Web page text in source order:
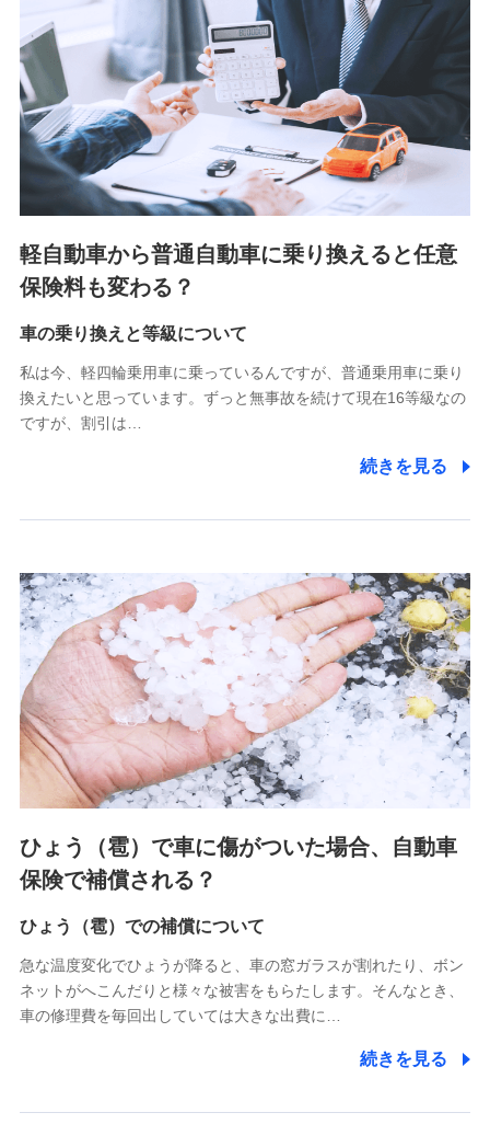
■少額短期保険
株式会社アシロ少額短期保険 (https://kailash.co.jp/)
SBIいきいき少額短期保険会社 (https://www.i-
sedai.com/)
SBIペット少額短期保険株式会社 (https://www.sbipet-
ssi.co.jp/)
SBIリスタ少額短期保険会社
(https://www.jishin.co.jp/)
スマートプラス少額短期保険株式会社
チューリッヒ少額短期保険株式会社
(https://www.zurichssi.co.jp/)
(https://www.tokiomarine-x.co.jp/)
(https://pshoken.co.jp/)
リトルファミリー少額短期保険株式会社
(https://www.littlefamily-ssi.com/)
郵便、電話、およびＥメール等により、当社と取引のあるも
た維持管理等の委託業務遂行のため、またそれらに付帯、関
連する当社および提携会社のサービスを案内、提供するため
（なお、当社は複数の保険会社と取引があり、取得した個人
情報を取引のある他の保険会社の商品・サービスをご提案す
るために利用させていただくことがあります。）
上記に係る連絡・手続き・管理等付帯業務を行うため
3.セミナー募集サイトから取得した個人情報
各種セミナーの案内、開催のため
上記に係る連絡・手続き・管理等付帯業務を行うため
4.家族・友達紹介にて取得した個人情報
被紹介者への連絡、及び当社と取引のあるもしくは委託を受
けている保険会社・提携会社の保険その他に関する情報を提
供し、金融商品等の契約を勧奨するため
アンケートやキャンペーン等の実施のため
上記に係る連絡・手続き・管理等付帯業務を行うため
5.通話録音にて取得する情報
軽自動車から普通自動車に乗り換えると任意
保険料も変わる？
車の乗り換えと等級について
私は今、軽四輪乗用車に乗っているんですが、普通乗用車に乗り
換えたいと思っています。ずっと無事故を続けて現在16等級なの
ですが、割引は…
続きを見る
ひょう（雹）で車に傷がついた場合、自動車
保険で補償される？
ひょう（雹）での補償について
急な温度変化でひょうが降ると、車の窓ガラスが割れたり、ボン
ネットがへこんだりと様々な被害をもらたします。そんなとき、
車の修理費を毎回出していては大きな出費に…
続きを見る